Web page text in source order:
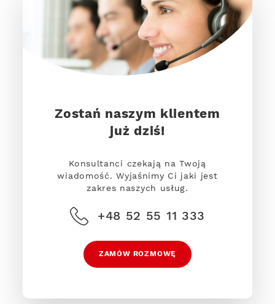
Zostań naszym klientem
już dziś!
Konsultanci czekają na Twoją
wiadomość. Wyjaśnimy Ci jaki jest
zakres naszych usług.
+48 52 55 11 333
ZAMÓW ROZMOWĘ